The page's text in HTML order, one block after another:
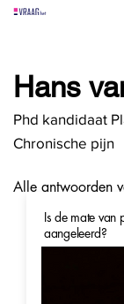
Hans
Phd kandidaat
Chronische pijn
Alle antwoorden
Is de mate van
aangeleerd?